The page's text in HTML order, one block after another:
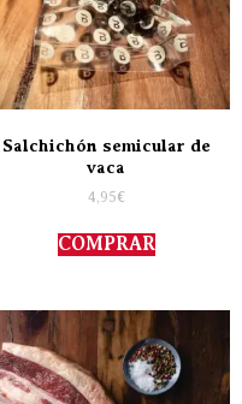
Salchichón semicular de
vaca
4,95€
COMPRAR